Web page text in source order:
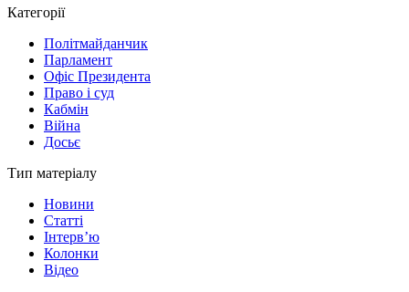
Категорії
Політмайданчик
Парламент
Офіс Президента
Право і суд
Кабмін
Війна
Досьє
Тип матеріалу
Новини
Статті
Інтерв’ю
Колонки
Відео